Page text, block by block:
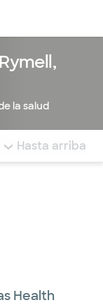
la salud
a
COMENTARIOS
Hasta arriba
Health